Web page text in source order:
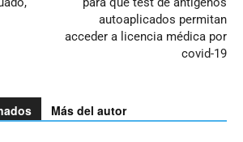
autoaplicados permitan
acceder a licencia médica por
covid-19
Más del autor